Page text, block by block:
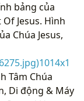
bảng của
Jesus. Hình
Chúa Jesus,
Tâm Chúa
Di động & Máy